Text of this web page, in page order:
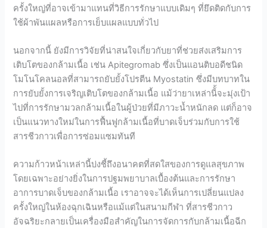
ครั้งใหญ่ที่อาจเข้ามาแทนที่วิธีการรักษาแบบเดิมๆ ที่ยึดติดกับการ
ใช้ผ้าพันแผลหรือการเย็บแผลแบบทั่วไป
นอกจากนี้ ยังมีการวิจัยที่น่าสนใจเกี่ยวกับยาที่ช่วยส่งเสริมการ
เติบโตของกล้ามเนื้อ เช่น Apitegromab ซึ่งเป็นแอนติบอดีชนิด
โมโนโคลนอลที่สามารถยับยั้งโปรตีน Myostatin ซึ่งมีบทบาทใน
การยับยั้งการเจริญเติบโตของกล้ามเนื้อ แม้ว่ายาเหล่านีั้จะมุ่งเป้า
ไปที่การรักษามวลกล้ามเนื้อในผู้ป่วยที่มีภาวะน้ำหนักลด แต่ก็อาจ
เป็นแนวทางใหม่ในการฟื้นฟูกล้ามเนื้อที่บาดเจ็บร่วมกับการใช้
สารชีวกาวเพื่อการซ่อมแซมทันที
ความก้าวหน้าเหล่านี้บ่งชี้ถึงอนาคตที่สดใสของการดูแลสุขภาพ
โดยเฉพาะอย่างยิ่งในการปฐมพยาบาลเบื้องต้นและการรักษา
อาการบาดเจ็บของกล้ามเนื้อ เราอาจจะได้เห็นการเปลี่ยนแปลง
ครั้งใหญ่ในห้องฉุกเฉินหรือแม้แต่ในสนามกีฬา ที่สารชีวกาว
อัจฉริยะกลายเป็นเครื่องมือสำคัญในการจัดการกับกล้ามเนื้อฉีก